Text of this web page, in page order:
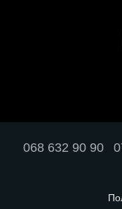
068 632 90 90